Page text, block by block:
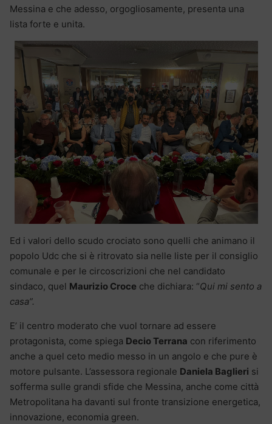
Messina e che adesso, orgogliosamente, presenta una
lista forte e unita.
Ed i valori dello scudo crociato sono quelli che animano il
popolo Udc che si è ritrovato sia nelle liste per il consiglio
comunale e per le circoscrizioni che nel candidato
sindaco, quel Maurizio Croce che dichiara: “Qui mi sento a
casa”.
E’ il centro moderato che vuol tornare ad essere
protagonista, come spiega Decio Terrana con riferimento
anche a quel ceto medio messo in un angolo e che pure è
motore pulsante. L’assessora regionale Daniela Baglieri si
sofferma sulle grandi sfide che Messina, anche come città
Metropolitana ha davanti sul fronte transizione energetica,
innovazione, economia green.